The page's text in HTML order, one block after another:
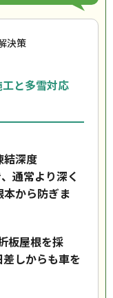
決策
と多雪対応
結深度
通常より深く
から防ぎま
板屋根を採
しからも車を